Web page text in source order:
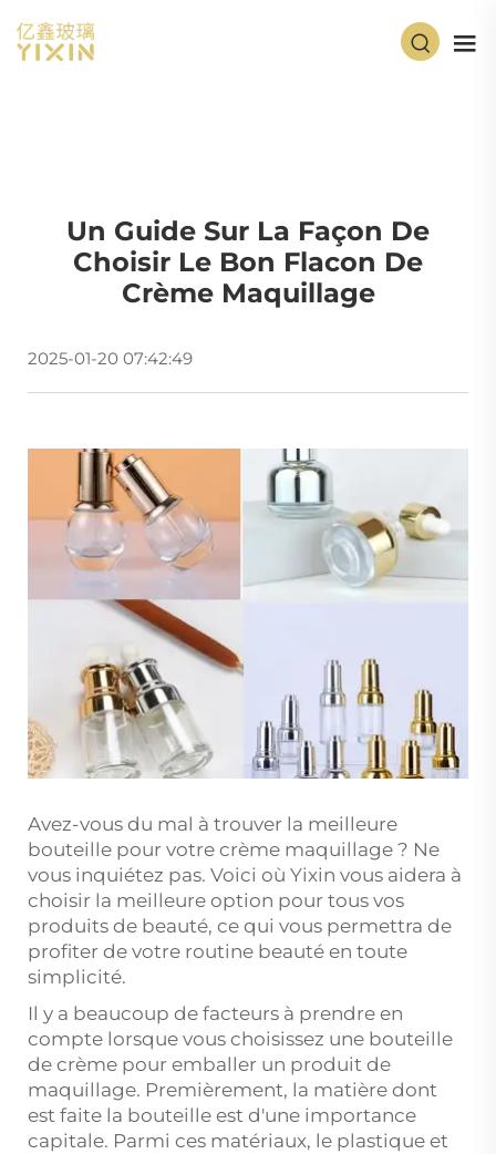
Un Guide Sur La Façon De
Choisir Le Bon Flacon De
Crème Maquillage
2025-01-20 07:42:49
Avez-vous du mal à trouver la meilleure
bouteille pour votre crème maquillage ? Ne
vous inquiétez pas. Voici où Yixin vous aidera à
choisir la meilleure option pour tous vos
produits de beauté, ce qui vous permettra de
profiter de votre routine beauté en toute
simplicité.
Il y a beaucoup de facteurs à prendre en
compte lorsque vous choisissez une bouteille
de crème pour emballer un produit de
maquillage. Premièrement, la matière dont
est faite la bouteille est d'une importance
capitale. Parmi ces matériaux, le plastique et